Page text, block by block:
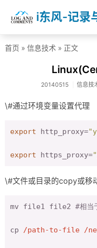
i东风-记录
首页 » 信息技术 » 正文
20140515 信息技
\#通过环境变量设置代理
export http_proxy=
export https_proxy=
\#文件或目录的copy或移
mv file1 file2 #相当
cp /path-to-file /